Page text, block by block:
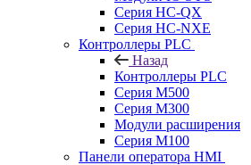
Серия HC-QX
Серия HC-NXE
Контроллеры PLC
Назад
Контроллеры PLC
Серия M500
Серия M300
Модули расширения
Серия M100
Панели оператора HMI